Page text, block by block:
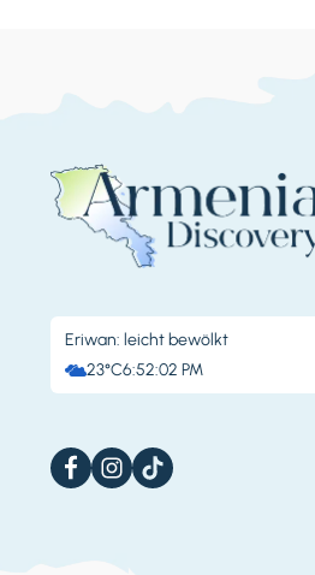
Eriwan: leicht bewölkt
23°C6:52:03 PM